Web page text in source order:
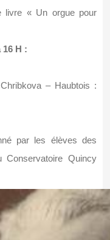
livre « Un orgue pour
16 H :
– Haubtois :
par les élèves des
Quincy